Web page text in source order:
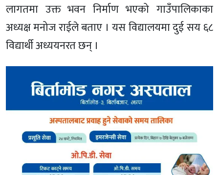
लागतमा उक्त भवन निर्माण भएको गाउँपालिकाका
अध्यक्ष मनोज राईले बताए । यस विद्यालयमा दुई सय ६८
विद्यार्थी अध्ययनरत छन् ।